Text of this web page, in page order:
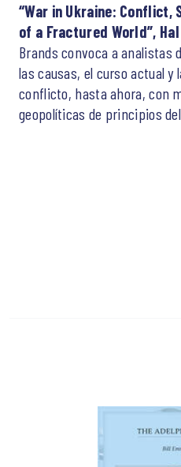
“War in Ukraine:
of a Fractured World”,
Brands convoca a
las causas, el curso actual y
conflicto, hasta ahora, con
geopolíticas de principios